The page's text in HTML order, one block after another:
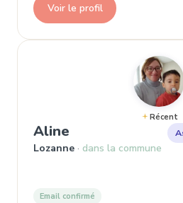
Voir le profil
Récent
Aline , Assistante
Lozanne dans la commune
Email confirmé